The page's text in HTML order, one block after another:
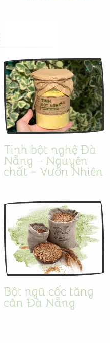
Tinh bột nghệ Đà
Nẵng – Nguyên
chất – Vườn Nhiên
Bột ngũ cốc tăng
cân Đà Nẵng